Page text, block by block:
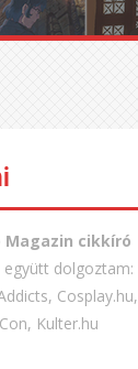
Magazin cikkíró
együtt dolgoztam:
Cosplay.hu,
Kulter.hu